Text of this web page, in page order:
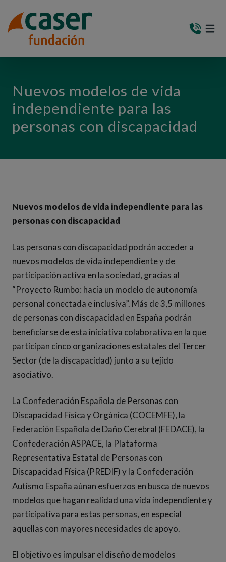
Nuevos modelos de vida
independiente para las
personas con discapacidad
Nuevos modelos de vida independiente para las
personas con discapacidad
Las personas con discapacidad podrán acceder a
nuevos modelos de vida independiente y de
participación activa en la sociedad, gracias al
“Proyecto Rumbo: hacia un modelo de autonomía
personal conectada e inclusiva”. Más de 3,5 millones
de personas con discapacidad en España podrán
beneficiarse de esta iniciativa colaborativa en la que
participan cinco organizaciones estatales del Tercer
Sector (de la discapacidad) junto a su tejido
asociativo.
La Confederación Española de Personas con
Discapacidad Física y Orgánica (COCEMFE), la
Federación Española de Daño Cerebral (FEDACE), la
Confederación ASPACE, la Plataforma
Representativa Estatal de Personas con
Discapacidad Física (PREDIF) y la Confederación
Autismo España aúnan esfuerzos en busca de nuevos
modelos que hagan realidad una vida independiente y
participativa para estas personas, en especial
aquellas con mayores necesidades de apoyo.
El objetivo es impulsar el diseño de modelos